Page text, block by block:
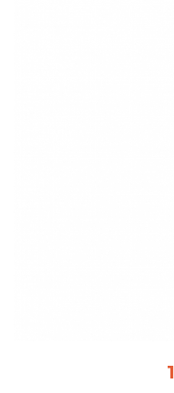
Decoratiuni cu peisaje de